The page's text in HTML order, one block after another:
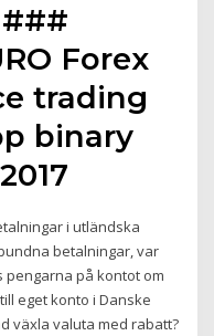
Forex
trading
binary
i utländska
betalningar, var
pengarna på kontot om
eget konto i Danske
växla valuta med rabatt?